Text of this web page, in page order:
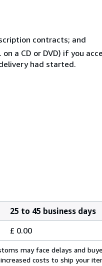
contracts; and
a CD or DVD) if you
had started.
25 to 45 business days
£ 0.00
may face delays and
costs to ship your